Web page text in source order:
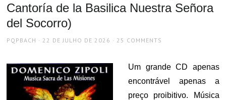
Cantoría de la Basilica Nuestra Señora
del Socorro)
AUTHOR
PQPBACH
POSTED
22 DE JULHO DE 2026 25 COMMENTS
Um grande CD apenas
encontrável apenas a
preço proibitivo. Música